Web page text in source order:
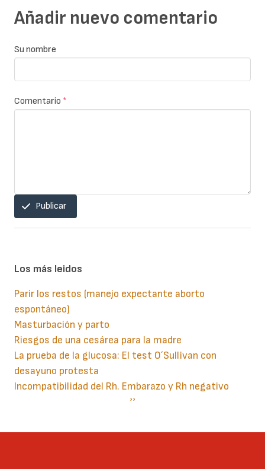
Añadir nuevo comentario
Su nombre
Comentario *
Publicar
Los más leidos
Parir los restos (manejo expectante aborto
espontáneo)
Masturbación y parto
Riesgos de una cesárea para la madre
La prueba de la glucosa: El test O´Sullivan con
desayuno protesta
Incompatibilidad del Rh. Embarazo y Rh negativo
Siguiente
››